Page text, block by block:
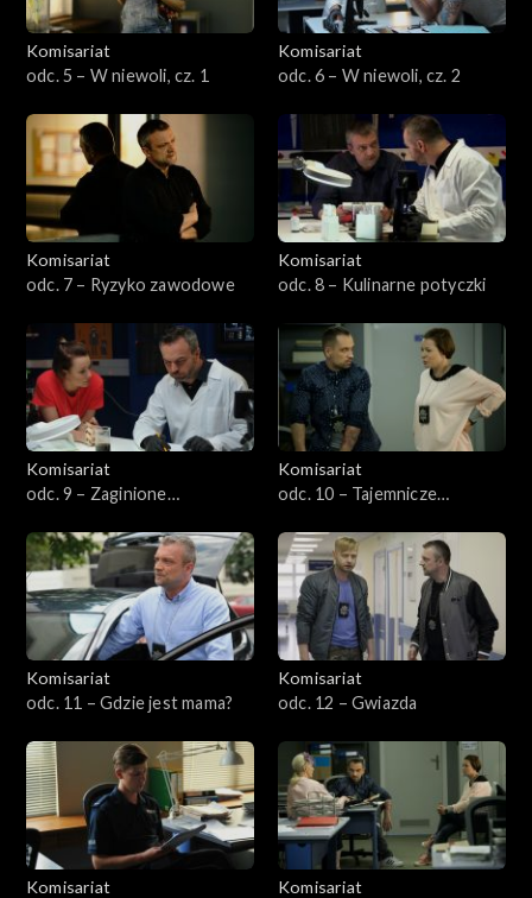
Komisariat
odc. 5 – W niewoli, cz. 1
Komisariat
odc. 6 – W niewoli, cz. 2
Komisariat
odc. 7 – Ryzyko zawodowe
Komisariat
odc. 8 – Kulinarne potyczki
Komisariat
odc. 9 – Zaginione
Komisariat
odc. 10 – Tajemnicze
Komisariat
odc. 11 – Gdzie jest mama?
Komisariat
odc. 12 – Gwiazda
Komisariat
Komisariat